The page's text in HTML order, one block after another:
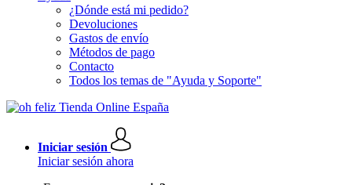
¿Dónde está mi pedido?
Devoluciones
Gastos de envío
Métodos de pago
Contacto
Todos los temas de "Ayuda y Soporte"
Iniciar sesión
Iniciar sesión ahora